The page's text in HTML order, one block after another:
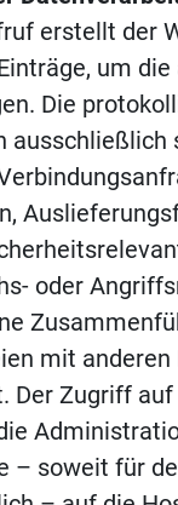
erstellt der
um
Die
ausschließlich
oder
mit
Der Zugriff auf
– soweit für